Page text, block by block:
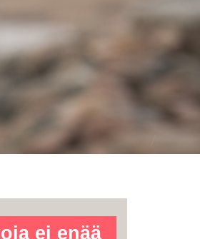
ei enää